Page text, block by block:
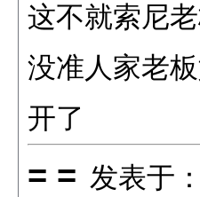
这不就索尼
没准人家老
开了
= = 发表于